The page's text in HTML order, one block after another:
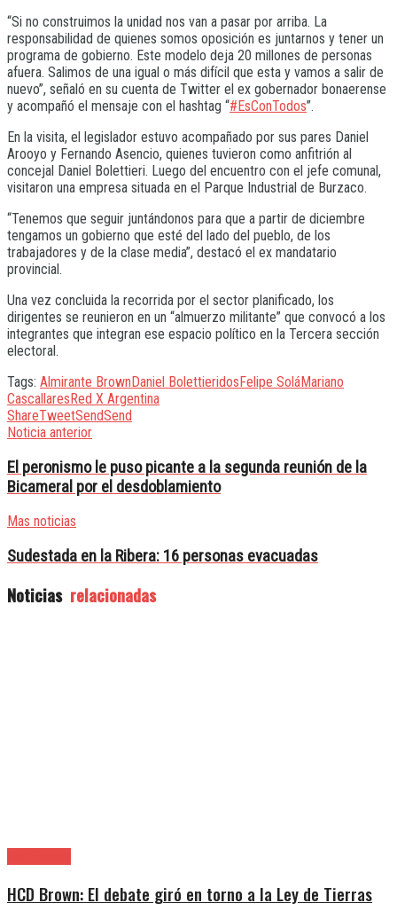
“Si no construimos la unidad nos van a pasar por arriba. La
responsabilidad de quienes somos oposición es juntarnos y tener un
programa de gobierno. Este modelo deja 20 millones de personas
afuera. Salimos de una igual o más difícil que esta y vamos a salir de
nuevo”, señaló en su cuenta de Twitter el ex gobernador bonaerense
y acompañó el mensaje con el hashtag “#EsConTodos”.
En la visita, el legislador estuvo acompañado por sus pares Daniel
Arooyo y Fernando Asencio, quienes tuvieron como anfitrión al
concejal Daniel Bolettieri. Luego del encuentro con el jefe comunal,
visitaron una empresa situada en el Parque Industrial de Burzaco.
“Tenemos que seguir juntándonos para que a partir de diciembre
tengamos un gobierno que esté del lado del pueblo, de los
trabajadores y de la clase media”, destacó el ex mandatario
provincial.
Una vez concluida la recorrida por el sector planificado, los
dirigentes se reunieron en un “almuerzo militante” que convocó a los
integrantes que integran ese espacio político en la Tercera sección
electoral.
Tags: Almirante BrownDaniel BolettieridosFelipe SoláMariano
CascallaresRed X Argentina
ShareTweetSendSend
Noticia anterior
El peronismo le puso picante a la segunda reunión de la
Bicameral por el desdoblamiento
Mas noticias
Sudestada en la Ribera: 16 personas evacuadas
Noticias relacionadas
HCD Brown: El debate giró en torno a la Ley de Tierras